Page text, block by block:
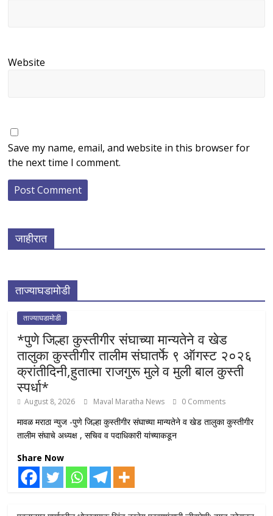
Website
Save my name, email, and website in this browser for
the next time I comment.
जाहीरात
ताज्याघडामोडी
ताज्याघडामोडी
*पुणे जिल्हा कुस्तीगीर संघाच्या मान्यतेने व खेड
तालुका कुस्तीगीर तालीम संघातर्फे ९ ऑगस्ट २०२६
क्रांतीदिनी,हुतात्मा राजगुरू मुले व मुली बाल कुस्ती
स्पर्धा*
August 8, 2026 Maval Maratha News 0 Comments
मावळ मराठा न्युज -पुणे जिल्हा कुस्तीगीर संघाच्या मान्यतेने व खेड तालुका कुस्तीगीर
तालीम संघाचे अध्यक्ष , सचिव व पदाधिकारी यांच्याकडून
Share Now